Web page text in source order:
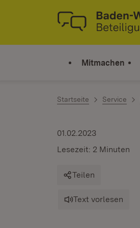
Zum Inhalt springen
Link zur Startseite
Mitmachen
Startseite Service
01.02.2023
Lesezeit: 2 Minuten
Teilen
Text vorlesen